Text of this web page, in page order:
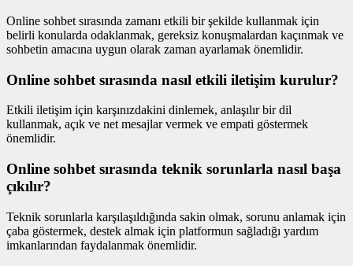
Online sohbet sırasında zamanı etkili bir şekilde kullanmak için
belirli konularda odaklanmak, gereksiz konuşmalardan kaçınmak ve
sohbetin amacına uygun olarak zaman ayarlamak önemlidir.
Online sohbet sırasında nasıl etkili iletişim kurulur?
Etkili iletişim için karşınızdakini dinlemek, anlaşılır bir dil
kullanmak, açık ve net mesajlar vermek ve empati göstermek
önemlidir.
Online sohbet sırasında teknik sorunlarla nasıl başa
çıkılır?
Teknik sorunlarla karşılaşıldığında sakin olmak, sorunu anlamak için
çaba göstermek, destek almak için platformun sağladığı yardım
imkanlarından faydalanmak önemlidir.